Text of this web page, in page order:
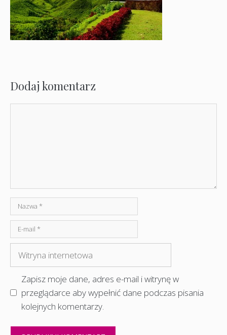
Dodaj komentarz
Nazwa
mail
internetowa
Zapisz moje dane, adres e-mail i witrynę w
przeglądarce aby wypełnić dane podczas pisania
kolejnych komentarzy.